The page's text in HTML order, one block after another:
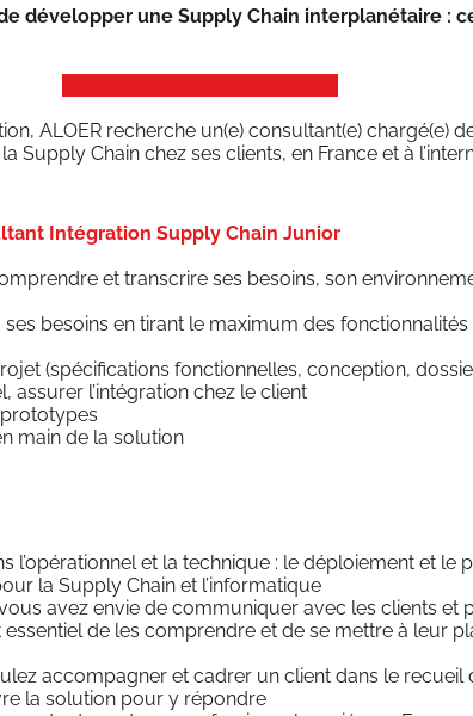
déve­lop­per une Sup­ply Chain inter­pla­né­taire :
ALOER recherche un(e) consultant(e) chargé(e)
Sup­ply Chain chez ses clients, en France et à
Intégration Supply Chain Junior
et trans­crire ses besoins, son
besoins en tirant le maxi­mum des
(spé­ci­fi­ca­tions fonc­tion­nelles, concep­tion,
assu­rer l’intégration chez le client
main de la solution
l’opérationnel et la tech­nique : le déploie­ment et le
la Sup­ply Chain et l’informatique
avez envie de com­mu­ni­quer avec les clients et
essen­tiel de les com­prendre et de se mettre à leur
accom­pa­gner et cadrer un client dans le recueil
la solu­tion pour y répondre